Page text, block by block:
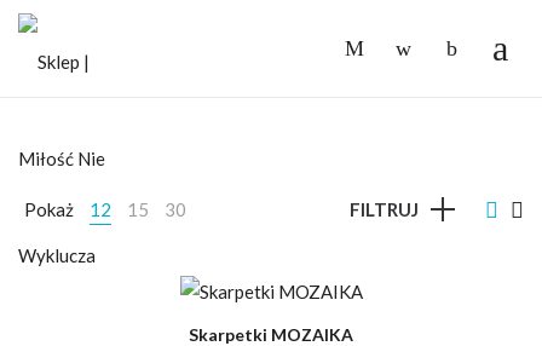
Pokaż 12 15 30 FILTRUJ
Skarpetki MOZAIKA